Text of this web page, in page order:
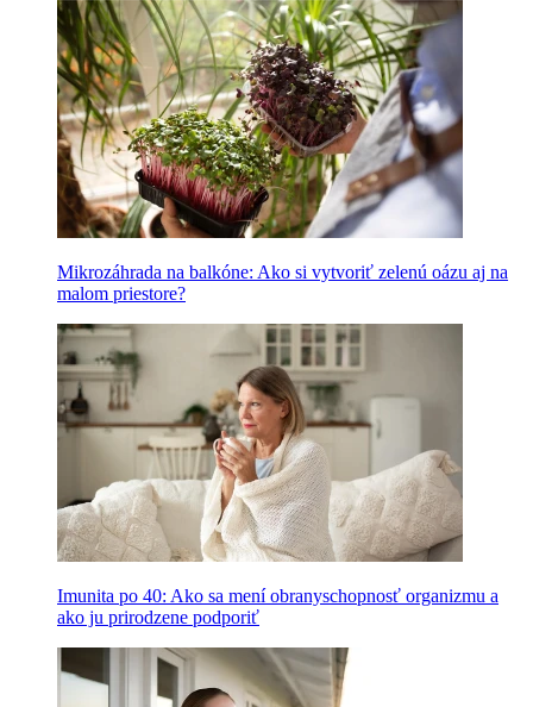
Mikrozáhrada na balkóne: Ako si vytvoriť zelenú oázu aj na
malom priestore?
Imunita po 40: Ako sa mení obranyschopnosť organizmu a
ako ju prirodzene podporiť